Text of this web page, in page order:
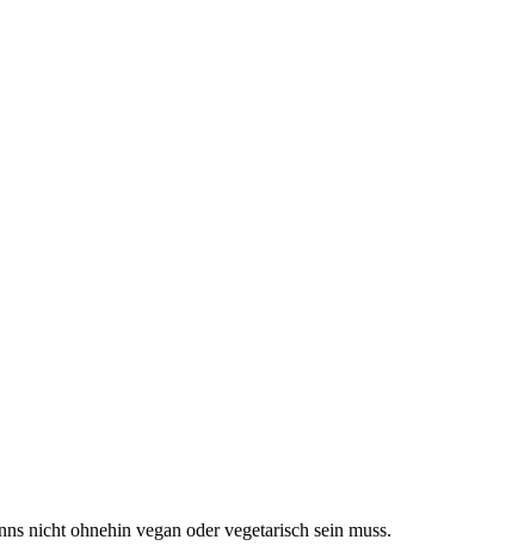
nicht ohnehin vegan oder vegetarisch sein muss.